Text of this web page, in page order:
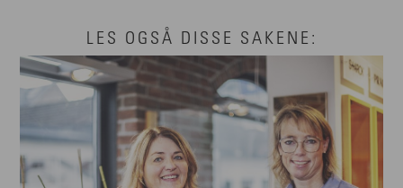
LES OGSÅ DISSE SAKENE: